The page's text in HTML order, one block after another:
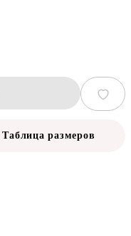
Таблица размеров